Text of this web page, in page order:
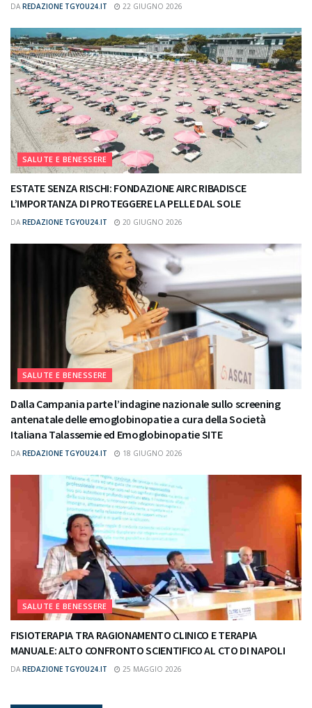
DA REDAZIONE TGYOU24.IT 22 GIUGNO 2026
SALUTE E BENESSERE
ESTATE SENZA RISCHI: FONDAZIONE AIRC RIBADISCE
L’IMPORTANZA DI PROTEGGERE LA PELLE DAL SOLE
DA REDAZIONE TGYOU24.IT 20 GIUGNO 2026
SALUTE E BENESSERE
Dalla Campania parte l’indagine nazionale sullo screening
antenatale delle emoglobinopatie a cura della Società
Italiana Talassemie ed Emoglobinopatie SITE
DA REDAZIONE TGYOU24.IT 18 GIUGNO 2026
SALUTE E BENESSERE
FISIOTERAPIA TRA RAGIONAMENTO CLINICO E TERAPIA
MANUALE: ALTO CONFRONTO SCIENTIFICO AL CTO DI NAPOLI
DA REDAZIONE TGYOU24.IT 25 MAGGIO 2026